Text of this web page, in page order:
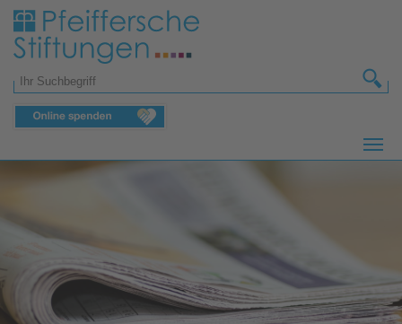
Zum Hauptinhalt springen
Suchformular